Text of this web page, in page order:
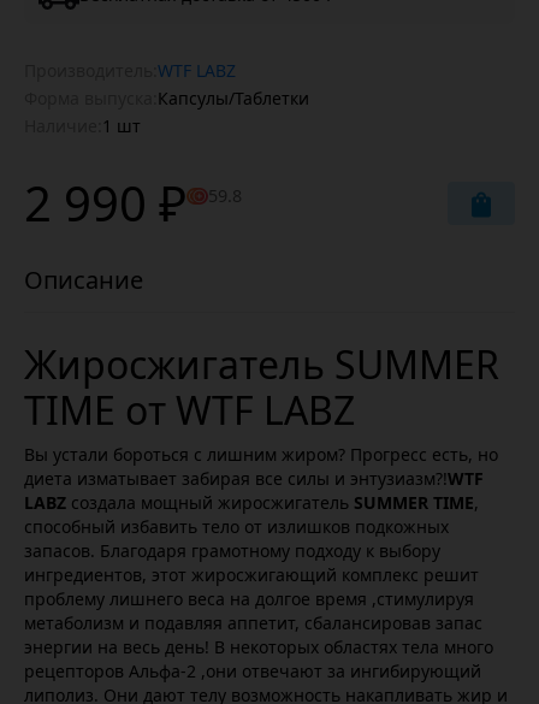
WTF LABZ
Капсулы/Таблетки
1 шт
2 990 ₽ 59.8
Жиросжигатель SUMMER
TIME от WTF LABZ
Вы устали бороться с лишним жиром? Прогресс есть, но
диета изматывает забирая все силы и энтузиазм?!WTF
LABZ создала мощный жиросжигатель SUMMER TIME,
способный избавить тело от излишков подкожных
запасов. Благодаря грамотному подходу к выбору
ингредиентов, этот жиросжигающий комплекс решит
проблему лишнего веса на долгое время ,стимулируя
метаболизм и подавляя аппетит, сбалансировав запас
энергии на весь день! В некоторых областях тела много
рецепторов Альфа-2 ,они отвечают за ингибирующий
липолиз. Они дают телу возможность накапливать жир и